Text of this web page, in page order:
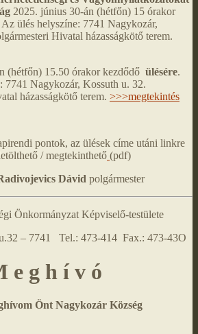
2025. június 30-án (hétfőn) 15 órakor
ülés helyszíne: 7741 Nagykozár,
Hivatal házasságkötő terem.
(hétfőn) 15.50 órakor kezdődő ülésére.
7741 Nagykozár, Kossuth u. 32.
házasságkötő terem. >>>megtekintés
pontok, az ülések címe utáni linkre
/ megtekinthető (pdf)
Dávid polgármester
Önkormányzat Képviselő-testülete
– 7741 Tel.: 473-414 Fax.: 473-43O
e g h í v ó
Önt Nagykozár Község